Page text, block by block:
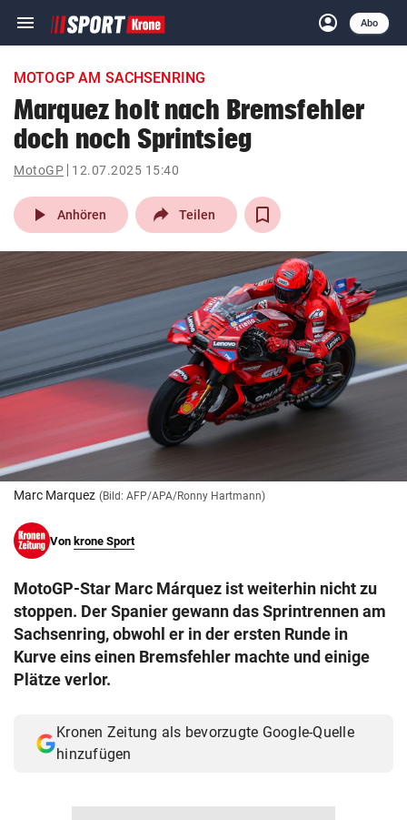
menu Navigation
ein-/ausklappen
account_circle
Anmelden
Abo
close Schließen
account_circle Anmelden
pin_drop
Wien arrow_right
bookmark
search
Suchbegriff
eingeben
© Krone Multimedia GmbH & Co KG 2026
Muthgasse 2, 1190 Wien
MOTOGP AM SACHSENRING
Marquez holt nach Bremsfehler
doch noch Sprintsieg
MotoGP 12.07.2025 15:40
play_arrow Anhören Teilen
Marc Marquez (Bild: AFP/APA/Ronny Hartmann)
Von krone Sport
MotoGP-Star Marc Márquez ist weiterhin nicht zu
stoppen. Der Spanier gewann das Sprintrennen am
Sachsenring, obwohl er in der ersten Runde in
Kurve eins einen Bremsfehler machte und einige
Plätze verlor.
Kronen Zeitung als bevorzugte Google-Quelle
hinzufügen